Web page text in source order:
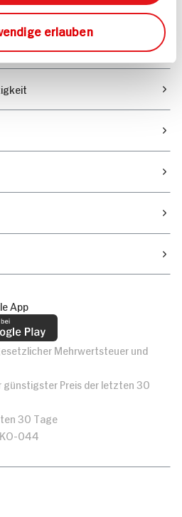
erlauben
App
Mehrwertsteuer und
Preis der letzten 30
30 Tage
044